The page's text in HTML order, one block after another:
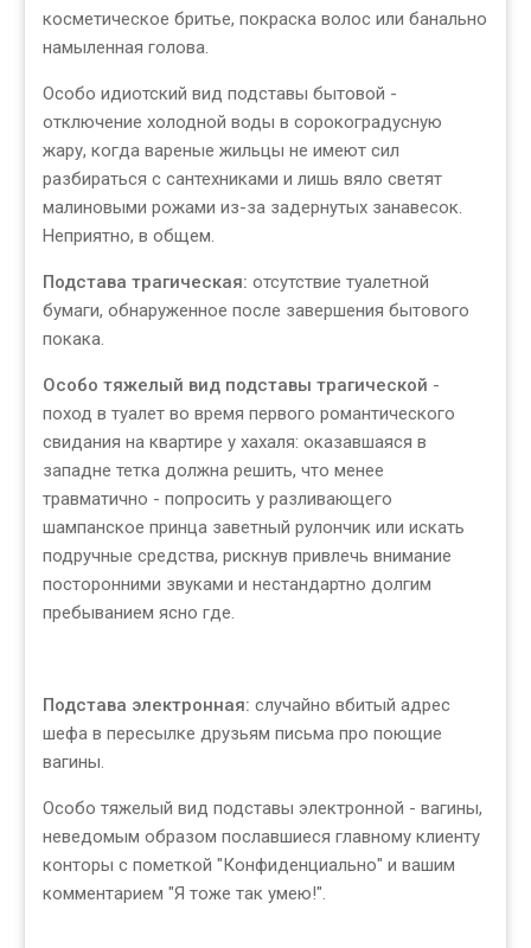
косметическое бритье, покраска волос или банально
намыленная голова.
Особо идиотский вид подставы бытовой -
отключение холодной воды в сорокоградусную
жару, когда вареные жильцы не имеют сил
разбираться с сантехниками и лишь вяло светят
малиновыми рожами из-за задернутых занавесок.
Неприятно, в общем.
Подстава трагическая: отсутствие туалетной
бумаги, обнаруженное после завершения бытового
покака.
Особо тяжелый вид подставы трагической -
поход в туалет во время первого романтического
свидания на квартире у хахаля: оказавшаяся в
западне тетка должна решить, что менее
травматично - попросить у разливающего
шампанское принца заветный рулончик или искать
подручные средства, рискнув привлечь внимание
посторонними звуками и нестандартно долгим
пребыванием ясно где.
Подстава электронная: случайно вбитый адрес
шефа в пересылке друзьям письма про поющие
вагины.
Особо тяжелый вид подставы электронной - вагины,
неведомым образом пославшиеся главному клиенту
конторы с пометкой "Конфиденциально" и вашим
комментарием "Я тоже так умею!".